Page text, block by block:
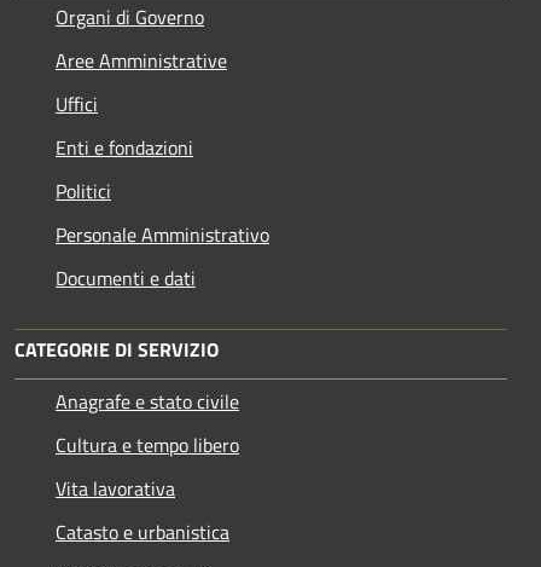
Organi di Governo
Aree Amministrative
Uffici
Enti e fondazioni
Politici
Personale Amministrativo
Documenti e dati
CATEGORIE DI SERVIZIO
Anagrafe e stato civile
Cultura e tempo libero
Vita lavorativa
Catasto e urbanistica